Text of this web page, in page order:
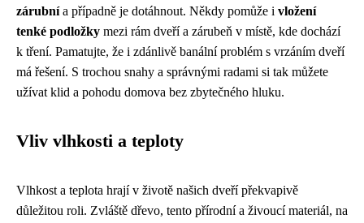
zárubnía případně je dotáhnout. Někdy pomůže i vložení
tenké podložky mezi rám dveří a zárubeň v místě, kde dochází
k tření. Pamatujte, že i zdánlivě banální problém s vrzáním dveří
má řešení. S trochou snahy a správnými radami si tak můžete
užívat klid a pohodu domova bez zbytečného hluku.
Vliv vlhkosti a teploty
Vlhkost a teplota hrají v životě našich dveří překvapivě
důležitou roli. Zvláště dřevo, tento přírodní a živoucí materiál, na